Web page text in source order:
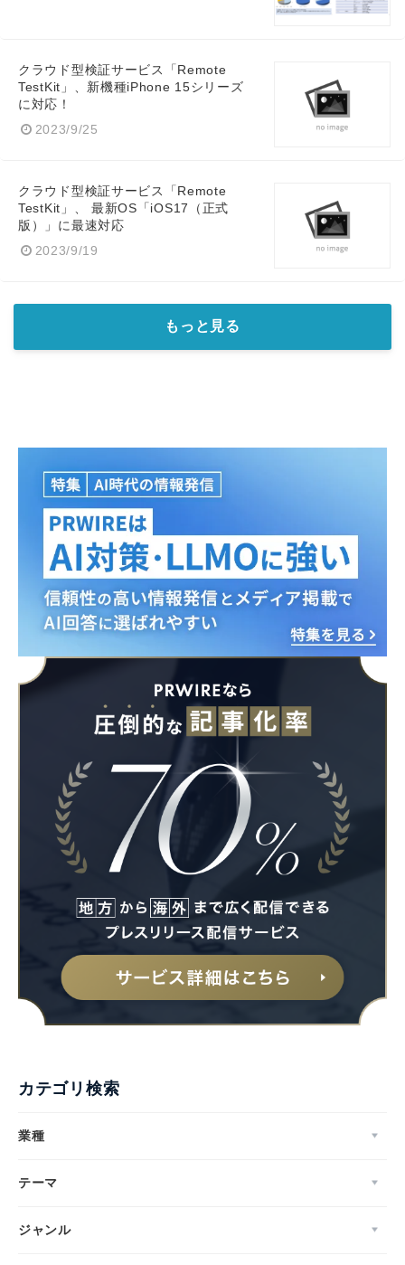
クラウド型検証サービス「Remote
TestKit」、新機種iPhone 15シリーズ
に対応！
2023/9/25
クラウド型検証サービス「Remote
TestKit」、 最新OS「iOS17（正式
版）」に最速対応
2023/9/19
もっと見る
カテゴリ検索
業種
テーマ
ジャンル